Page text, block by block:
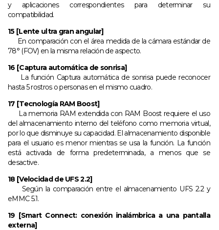
y aplicaciones correspondientes para determinar su
compatibilidad.
15 [Lente ultra gran angular]
En comparación con el área medida de la cámara estándar de
78° (FOV) en la misma relación de aspecto.
16 [Captura automática de sonrisa]
La función Captura automática de sonrisa puede reconocer
hasta 5 rostros o personas en el mismo cuadro.
17 [Tecnología RAM Boost]
La memoria RAM extendida con RAM Boost requiere el uso
del almacenamiento interno del teléfono como memoria virtual,
por lo que disminuye su capacidad. El almacenamiento disponible
para el usuario es menor mientras se usa la función. La función
está activada de forma predeterminada, a menos que se
desactive.
18 [Velocidad de UFS 2.2]
Según la comparación entre el almacenamiento UFS 2.2 y
eMMC 5.1.
19 [Smart Connect: conexión inalámbrica a una pantalla
externa]